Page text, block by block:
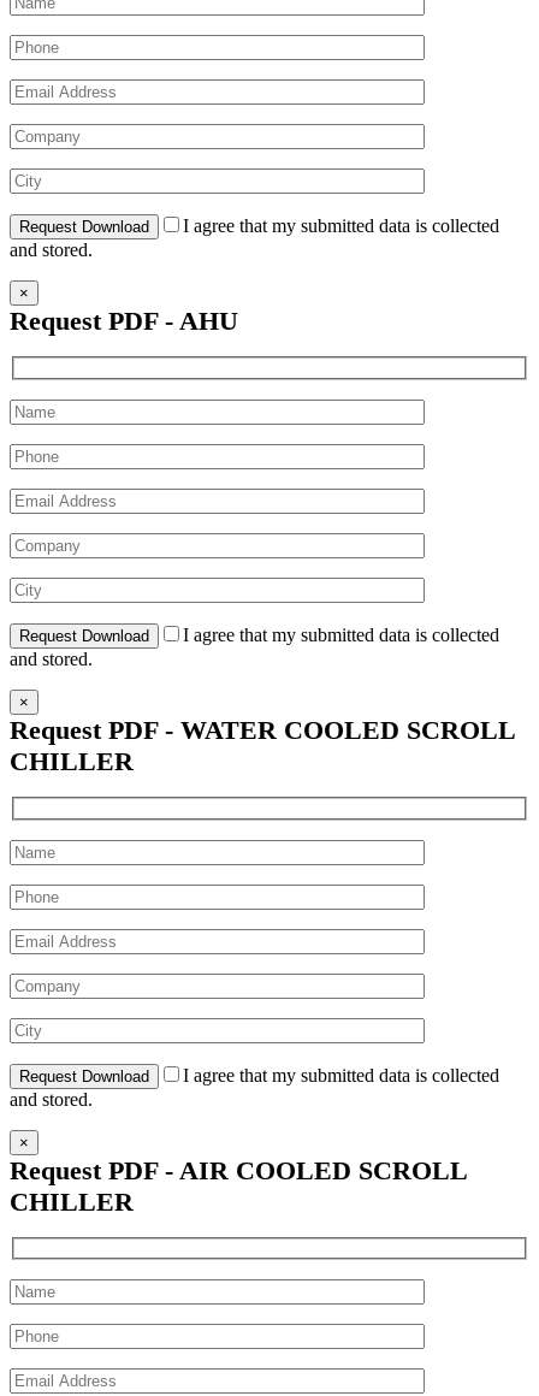
I agree that my submitted data is collected
and stored.
×
Request PDF - AHU
I agree that my submitted data is collected
and stored.
×
Request PDF - WATER COOLED SCROLL
CHILLER
I agree that my submitted data is collected
and stored.
×
Request PDF - AIR COOLED SCROLL
CHILLER